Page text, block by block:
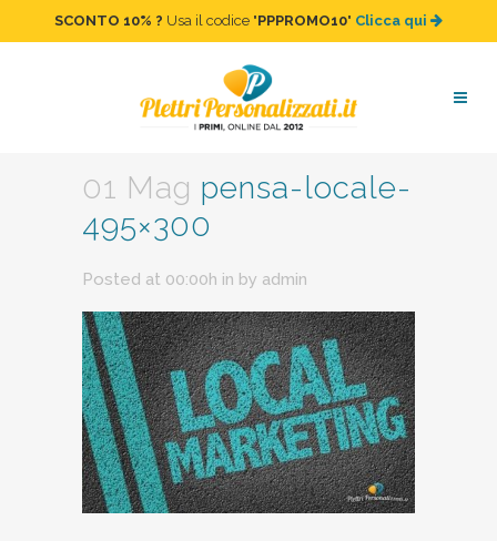
SCONTO 10% ? Usa il codice "PPPROMO10" Clicca qui
pensa-locale-495×300
01 Mag pensa-locale-
495×300
Posted at 00:00h in by admin